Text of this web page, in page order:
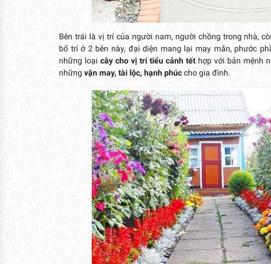
Bên trái là vị trí của người nam, người chồng trong nhà,
bố trí ở 2 bên này, đại diện mang lại may mắn, phước
những loại cây cho vị trí tiểu cảnh tết hợp với bản mệnh
những vận may, tài lộc, hạnh phúc cho gia đình.